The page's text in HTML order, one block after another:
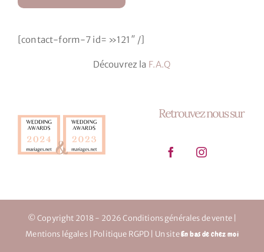
[contact-form-7 id= »121″ /]
Découvrez la F.A.Q
Retrouvez nous sur
© Copyright 2018 - 2026Conditions générales de vente|
Mentions légales| Politique RGPD | Un siteEn bas de chez moi